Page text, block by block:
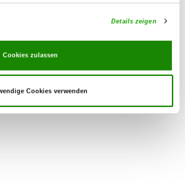
Details zeigen
Cookies zulassen
Cookies verwenden